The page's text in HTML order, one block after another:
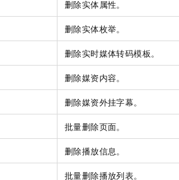
删除实体属性。
删除实体枚举。
删除实时媒体转码模板。
删除媒资内容。
删除媒资外挂字幕。
批量删除页面。
删除播放信息。
批量删除播放列表。